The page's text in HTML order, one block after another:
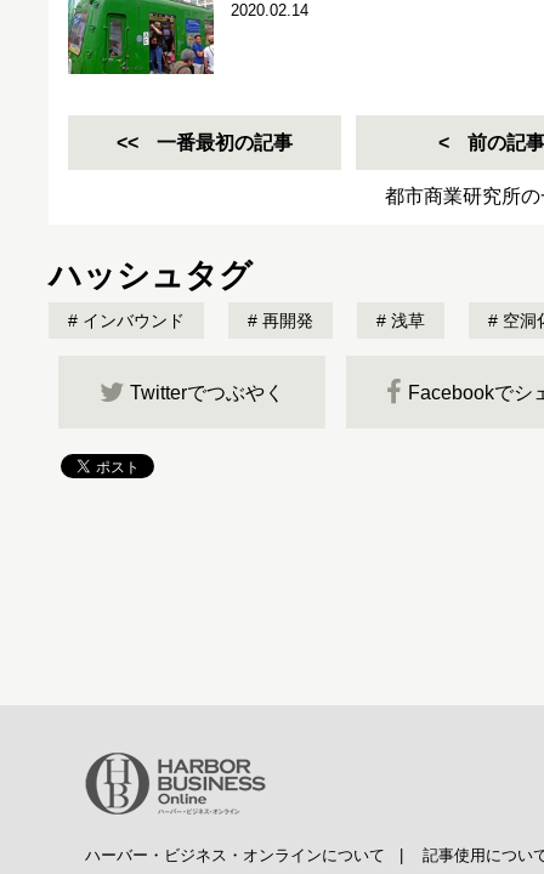
2020.02.14
一番最初の記事 前の記事
都市商業研究所
ハッシュタグ
インバウンド 再開発 浅草 空洞
Twitterでつぶやく Facebookでシ
ハーバー・ビジネス・オンラインについて 記事使用につい